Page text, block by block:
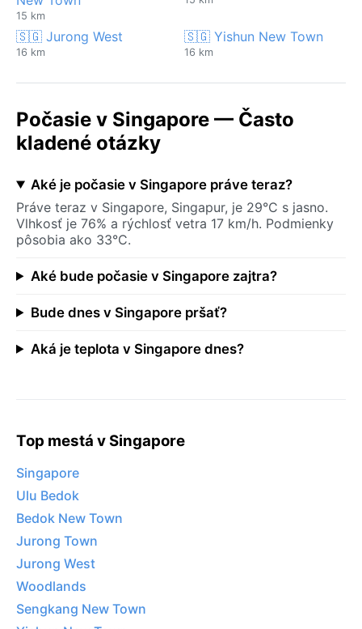
15 km
🇸🇬 Jurong West
16 km
🇸🇬 Yishun New Town
16 km
Počasie v Singapore — Často
kladené otázky
Aké je počasie v Singapore práve teraz?
Práve teraz v Singapore, Singapur, je 29°C s jasno.
Vlhkosť je 76% a rýchlosť vetra 17 km/h. Podmienky
pôsobia ako 33°C.
Aké bude počasie v Singapore zajtra?
Bude dnes v Singapore pršať?
Aká je teplota v Singapore dnes?
Top mestá v Singapore
Singapore
Ulu Bedok
Bedok New Town
Jurong Town
Jurong West
Woodlands
Sengkang New Town